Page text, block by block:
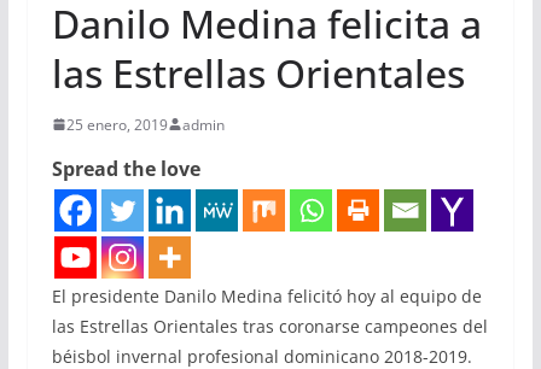
Danilo Medina felicita a
las Estrellas Orientales
25 enero, 2019 admin
Spread the love
El presidente Danilo Medina felicitó hoy al equipo de
las Estrellas Orientales tras coronarse campeones del
béisbol invernal profesional dominicano 2018-2019.